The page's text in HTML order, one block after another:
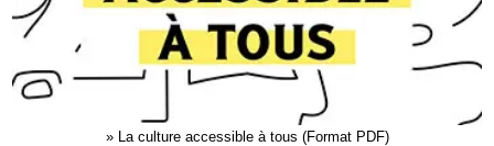
» La culture accessible à tous (Format PDF)